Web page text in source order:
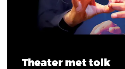
Theater met tolk